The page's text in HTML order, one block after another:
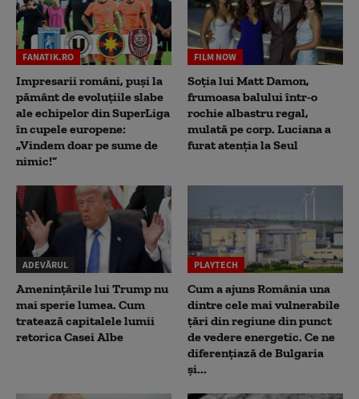
FANATIK.RO
Impresarii români, puși la
pământ de evoluțiile slabe
ale echipelor din SuperLiga
în cupele europene:
„Vindem doar pe sume de
nimic!”
FILM NOW
Soția lui Matt Damon,
frumoasa balului într-o
rochie albastru regal,
mulată pe corp. Luciana a
furat atenția la Seul
ADEVĂRUL
Amenințările lui Trump nu
mai sperie lumea. Cum
tratează capitalele lumii
retorica Casei Albe
PLAYTECH
Cum a ajuns România una
dintre cele mai vulnerabile
țări din regiune din punct
de vedere energetic. Ce ne
diferențiază de Bulgaria
și...